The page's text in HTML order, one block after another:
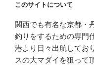
このサイトについて
関西でも有名な京都・
釣りをするための専門
港より日々出航してお
スの大マダイを狙って